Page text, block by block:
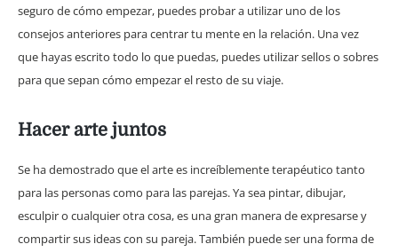
seguro de cómo empezar, puedes probar a utilizar uno de los
consejos anteriores para centrar tu mente en la relación. Una vez
que hayas escrito todo lo que puedas, puedes utilizar sellos o sobres
para que sepan cómo empezar el resto de su viaje.
Hacer arte juntos
Se ha demostrado que el arte es increíblemente terapéutico tanto
para las personas como para las parejas. Ya sea pintar, dibujar,
esculpir o cualquier otra cosa, es una gran manera de expresarse y
compartir sus ideas con su pareja. También puede ser una forma de